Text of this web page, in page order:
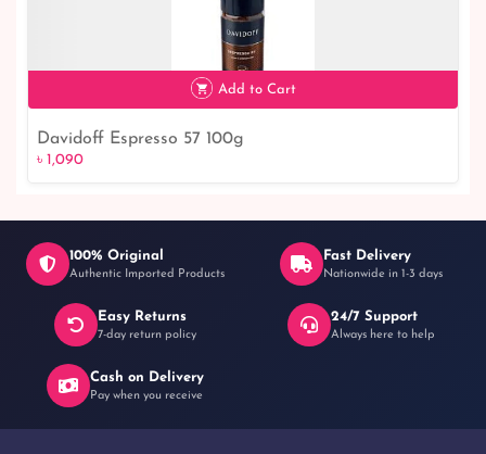
৳ 550
৳ 1,090
Add to Cart
Davidoff Espresso 57 100g
৳ 1,090
100% Original
Authentic Imported Products
Fast Delivery
Nationwide in 1-3 days
Easy Returns
7-day return policy
24/7 Support
Always here to help
Cash on Delivery
Pay when you receive